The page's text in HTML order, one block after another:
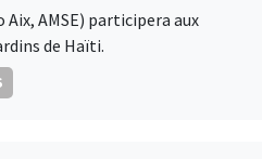
AMSE) participera aux
de Haïti.